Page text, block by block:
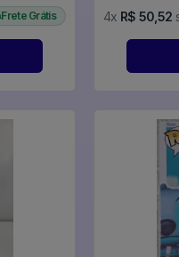
Frete Grátis 4x R$ 50,52